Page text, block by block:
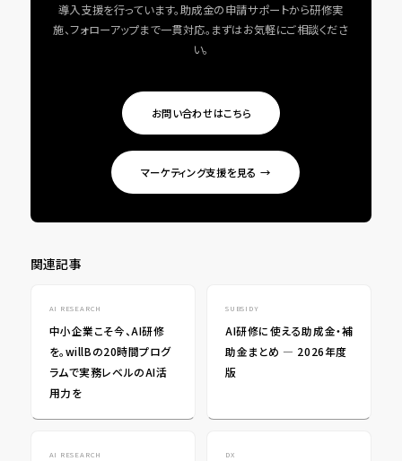
導入支援を行っています。助成金の申請サポートから研修実
施、フォローアップまで一貫対応。まずはお気軽にご相談くださ
い。
お問い合わせはこちら
マーケティング支援を見る →
関連記事
AI RESEARCH
中小企業こそ今、AI研修
を。willBの20時間プログ
ラムで実務レベルのAI活
用力を
SUBSIDY
AI研修に使える助成金・補
助金まとめ ― 2026年度
版
AI RESEARCH DX